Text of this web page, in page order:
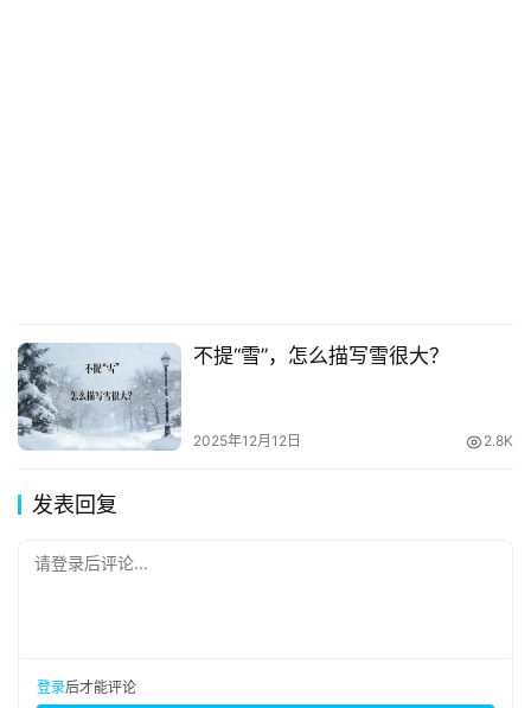
不提“雪”，怎么描写雪很大？
2025年12月12日 2.8K
发表回复
请登录后评论...
登录后才能评论